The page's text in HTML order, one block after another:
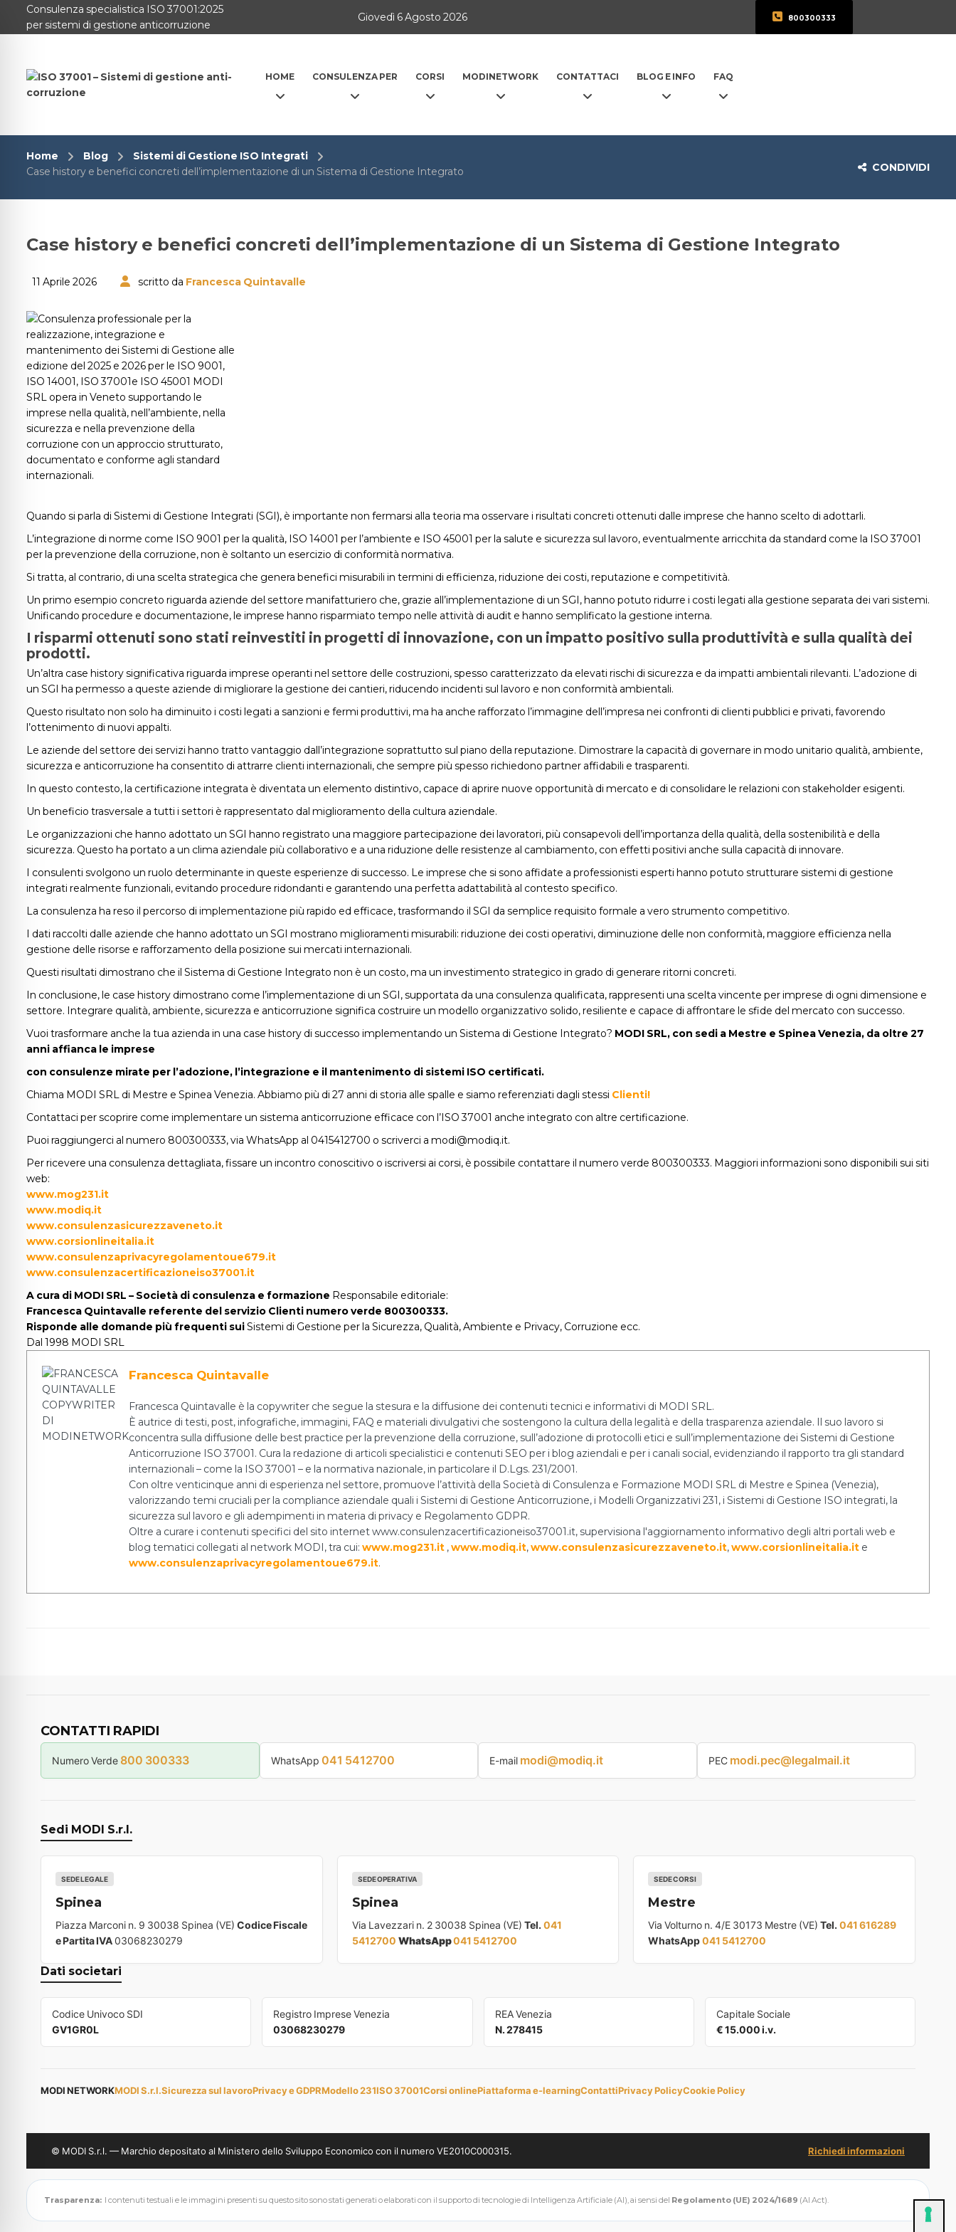
Consulenza specialistica ISO 37001:2025
per sistemi di gestione anticorruzione
Giovedì 6 Agosto 2026 800300333
HOME CONSULENZA PER CORSI MODINETWORK CONTATTACI BLOG E INFO FAQ
Home Blog
Sistemi di Gestione ISO Integrati
Case history e benefici concreti dell’implementazione di un Sistema di Gestione Integrato
CONDIVIDI
Case history e benefici concreti dell’implementazione di un Sistema di Gestione Integrato
11 Aprile 2026 scritto da Francesca Quintavalle
Quando si parla di Sistemi di Gestione Integrati (SGI), è importante non fermarsi alla teoria ma osservare i risultati concreti ottenuti dalle imprese che hanno scelto di adottarli.
L’integrazione di norme come ISO 9001 per la qualità, ISO 14001 per l’ambiente e ISO 45001 per la salute e sicurezza sul lavoro, eventualmente arricchita da standard come la ISO 37001
per la prevenzione della corruzione, non è soltanto un esercizio di conformità normativa.
Si tratta, al contrario, di una scelta strategica che genera benefici misurabili in termini di efficienza, riduzione dei costi, reputazione e competitività.
Un primo esempio concreto riguarda aziende del settore manifatturiero che, grazie all’implementazione di un SGI, hanno potuto ridurre i costi legati alla gestione separata dei vari sistemi.
Unificando procedure e documentazione, le imprese hanno risparmiato tempo nelle attività di audit e hanno semplificato la gestione interna.
I risparmi ottenuti sono stati reinvestiti in progetti di innovazione, con un impatto positivo sulla produttività e sulla qualità dei
prodotti.
Un’altra case history significativa riguarda imprese operanti nel settore delle costruzioni, spesso caratterizzato da elevati rischi di sicurezza e da impatti ambientali rilevanti. L’adozione di
un SGI ha permesso a queste aziende di migliorare la gestione dei cantieri, riducendo incidenti sul lavoro e non conformità ambientali.
Questo risultato non solo ha diminuito i costi legati a sanzioni e fermi produttivi, ma ha anche rafforzato l’immagine dell’impresa nei confronti di clienti pubblici e privati, favorendo
l’ottenimento di nuovi appalti.
Le aziende del settore dei servizi hanno tratto vantaggio dall’integrazione soprattutto sul piano della reputazione. Dimostrare la capacità di governare in modo unitario qualità, ambiente,
sicurezza e anticorruzione ha consentito di attrarre clienti internazionali, che sempre più spesso richiedono partner affidabili e trasparenti.
In questo contesto, la certificazione integrata è diventata un elemento distintivo, capace di aprire nuove opportunità di mercato e di consolidare le relazioni con stakeholder esigenti.
Un beneficio trasversale a tutti i settori è rappresentato dal miglioramento della cultura aziendale.
Le organizzazioni che hanno adottato un SGI hanno registrato una maggiore partecipazione dei lavoratori, più consapevoli dell’importanza della qualità, della sostenibilità e della
sicurezza. Questo ha portato a un clima aziendale più collaborativo e a una riduzione delle resistenze al cambiamento, con effetti positivi anche sulla capacità di innovare.
I consulenti svolgono un ruolo determinante in queste esperienze di successo. Le imprese che si sono affidate a professionisti esperti hanno potuto strutturare sistemi di gestione
integrati realmente funzionali, evitando procedure ridondanti e garantendo una perfetta adattabilità al contesto specifico.
La consulenza ha reso il percorso di implementazione più rapido ed efficace, trasformando il SGI da semplice requisito formale a vero strumento competitivo.
I dati raccolti dalle aziende che hanno adottato un SGI mostrano miglioramenti misurabili: riduzione dei costi operativi, diminuzione delle non conformità, maggiore efficienza nella
gestione delle risorse e rafforzamento della posizione sui mercati internazionali.
Questi risultati dimostrano che il Sistema di Gestione Integrato non è un costo, ma un investimento strategico in grado di generare ritorni concreti.
In conclusione, le case history dimostrano come l’implementazione di un SGI, supportata da una consulenza qualificata, rappresenti una scelta vincente per imprese di ogni dimensione e
settore. Integrare qualità, ambiente, sicurezza e anticorruzione significa costruire un modello organizzativo solido, resiliente e capace di affrontare le sfide del mercato con successo.
Vuoi trasformare anche la tua azienda in una case history di successo implementando un Sistema di Gestione Integrato? MODI SRL, con sedi a Mestre e Spinea Venezia, da oltre 27
anni affianca le imprese
con consulenze mirate per l’adozione, l’integrazione e il mantenimento di sistemi ISO certificati.
Chiama MODI SRL di Mestre e Spinea Venezia. Abbiamo più di 27 anni di storia alle spalle e siamo referenziati dagli stessi Clienti!
Contattaci per scoprire come implementare un sistema anticorruzione efficace con l’ISO 37001 anche integrato con altre certificazione.
Puoi raggiungerci al numero 800300333, via WhatsApp al 0415412700 o scriverci a modi@modiq.it.
Per ricevere una consulenza dettagliata, fissare un incontro conoscitivo o iscriversi ai corsi, è possibile contattare il numero verde 800300333. Maggiori informazioni sono disponibili sui siti
web:
www.mog231.it
www.modiq.it
www.consulenzasicurezzaveneto.it
www.corsionlineitalia.it
www.consulenzaprivacyregolamentoue679.it
www.consulenzacertificazioneiso37001.it
A cura di MODI SRL – Società di consulenza e formazione Responsabile editoriale:
Francesca Quintavalle referente del servizio Clienti numero verde 800300333.
Risponde alle domande più frequenti suiSistemi di Gestione per la Sicurezza, Qualità, Ambiente e Privacy, Corruzione ecc.
Dal 1998 MODI SRL
Francesca Quintavalle
Francesca Quintavalle è la copywriter che segue la stesura e la diffusione dei contenuti tecnici e informativi di MODI SRL.
È autrice di testi, post, infografiche, immagini, FAQ e materiali divulgativi che sostengono la cultura della legalità e della trasparenza aziendale. Il suo lavoro si
concentra sulla diffusione delle best practice per la prevenzione della corruzione, sull’adozione di protocolli etici e sull’implementazione dei Sistemi di Gestione
Anticorruzione ISO 37001. Cura la redazione di articoli specialistici e contenuti SEO per i blog aziendali e per i canali social, evidenziando il rapporto tra gli standard
internazionali – come la ISO 37001 – e la normativa nazionale, in particolare il D.Lgs. 231/2001.
Con oltre venticinque anni di esperienza nel settore, promuove l’attività della Società di Consulenza e Formazione MODI SRL di Mestre e Spinea (Venezia),
valorizzando temi cruciali per la compliance aziendale quali i Sistemi di Gestione Anticorruzione, i Modelli Organizzativi 231, i Sistemi di Gestione ISO integrati, la
sicurezza sul lavoro e gli adempimenti in materia di privacy e Regolamento GDPR.
Oltre a curare i contenuti specifici del sito internet www.consulenzacertificazioneiso37001.it, supervisiona l'aggiornamento informativo degli altri portali web e
blog tematici collegati al network MODI, tra cui: www.mog231.it ,www.modiq.it,www.consulenzasicurezzaveneto.it,www.corsionlineitalia.it e
www.consulenzaprivacyregolamentoue679.it.
CONTATTI RAPIDI
Numero Verde 800 300333 WhatsApp 041 5412700 E-mail modi@modiq.it PEC modi.pec@legalmail.it
Sedi MODI S.r.l.
SEDE LEGALE
Spinea
Piazza Marconi n. 9 30038 Spinea (VE) Codice Fiscale
e Partita IVA03068230279
SEDE OPERATIVA
Spinea
Via Lavezzari n. 2 30038 Spinea (VE) Tel. 041
5412700 WhatsApp041 5412700
SEDE CORSI
Mestre
Via Volturno n. 4/E 30173 Mestre (VE)Tel. 041 616289
WhatsApp041 5412700
Dati societari
Codice Univoco SDI
GV1GR0L
Registro Imprese Venezia
03068230279
REA Venezia
N. 278415
Capitale Sociale
€ 15.000 i.v.
MODI NETWORKMODI S.r.l.Sicurezza sul lavoroPrivacy e GDPRModello 231ISO 37001Corsi onlinePiattaforma e-learningContattiPrivacy PolicyCookie Policy
© MODI S.r.l. — Marchio depositato al Ministero dello Sviluppo Economico con il numero VE2010C000315. Richiedi informazioni
Trasparenza: I contenuti testuali e le immagini presenti su questo sito sono stati generati o elaborati con il supporto di tecnologie di Intelligenza Artificiale (AI), ai sensi del Regolamento (UE) 2024/1689 (AI Act).